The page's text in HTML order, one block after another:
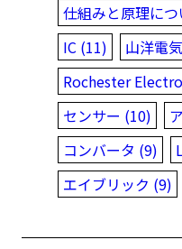
仕組みと原理に
IC (11)
山洋電
Rochester
センサー (10)
コンバータ (9)
エイブリック (9)